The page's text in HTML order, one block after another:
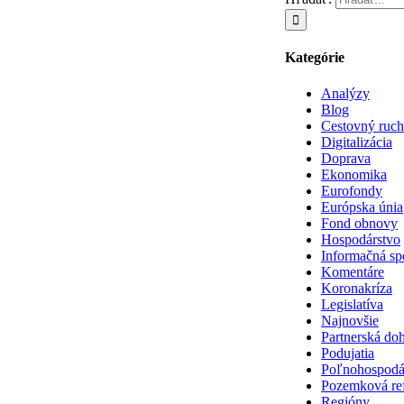
Kategórie
Analýzy
Blog
Cestovný ruch
Digitalizácia
Doprava
Ekonomika
Eurofondy
Európska únia
Fond obnovy
Hospodárstvo
Informačná
Komentáre
Koronakríza
Legislatíva
Najnovšie
Partnerská
Podujatia
Pozemková